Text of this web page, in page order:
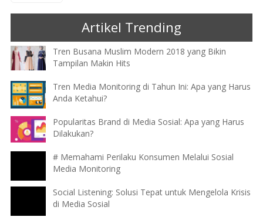
Artikel Trending
Tren Busana Muslim Modern 2018 yang Bikin
Tampilan Makin Hits
Tren Media Monitoring di Tahun Ini: Apa yang Harus
Anda Ketahui?
Popularitas Brand di Media Sosial: Apa yang Harus
Dilakukan?
# Memahami Perilaku Konsumen Melalui Sosial
Media Monitoring
Social Listening: Solusi Tepat untuk Mengelola Krisis
di Media Sosial